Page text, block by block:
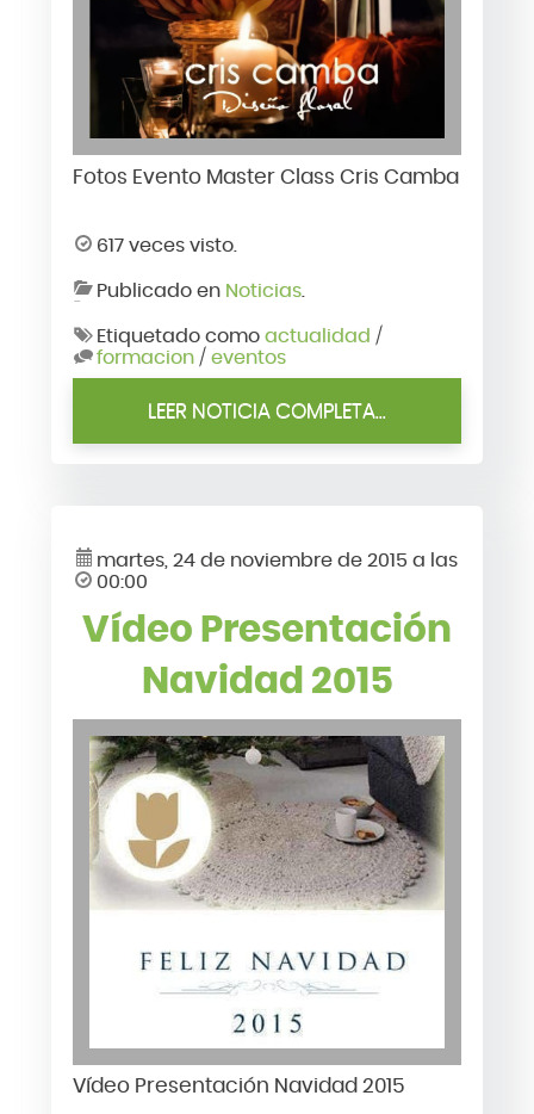
Fotos Evento Master Class Cris Camba
617 veces visto.
Publicado en Noticias.
Etiquetado como actualidad /
formacion/ eventos
LEER NOTICIA COMPLETA...
martes, 24 de noviembre de 2015 a las
00:00
Vídeo Presentación
Navidad 2015
Vídeo Presentación Navidad 2015